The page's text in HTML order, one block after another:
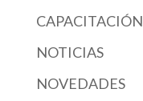
CAPACITACIÓN
NOTICIAS
NOVEDADES